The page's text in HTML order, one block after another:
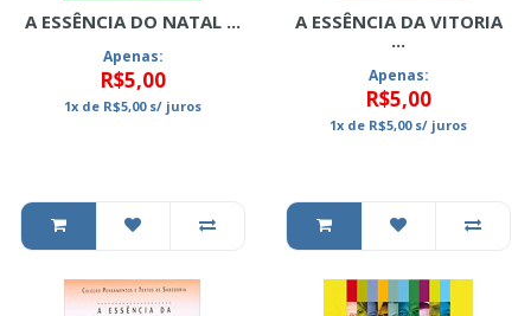
A ESSÊNCIA DO NATAL ...
Apenas:
R$5,00
1x de R$5,00s/ juros
A ESSÊNCIA DA VITORIA
...
Apenas:
R$5,00
1x de R$5,00s/ juros